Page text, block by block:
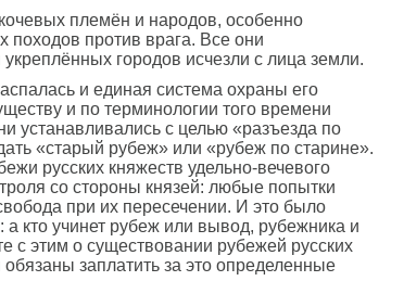
племён и народов, особенно
против врага. Все они
городов исчезли с лица земли.
и единая система охраны его
и по терминологии того времени
устанавливались с целью «разъезда по
«старый рубеж» или «рубеж по старине».
русских княжеств удельно-вечевого
со стороны князей: любые попытки
при их пересечении. И это было
кто учинет рубеж или вывод, рубежника и
с этим о существовании рубежей русских
заплатить за это определенные